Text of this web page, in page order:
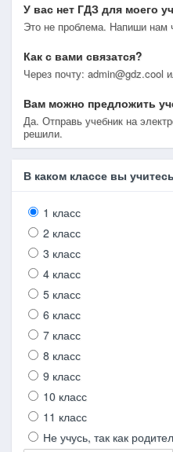
У вас нет ГДЗ для моего
Это не проблема. Напиши нам
Как с вами связатся?
Через почту: admin@gdz.cool
Вам можно предложить
Да. Отправь учебник на
решили.
В каком классе вы
1 класс
2 класс
3 класс
4 класс
5 класс
6 класс
7 класс
8 класс
9 класс
10 класс
11 класс
Не учусь, так как